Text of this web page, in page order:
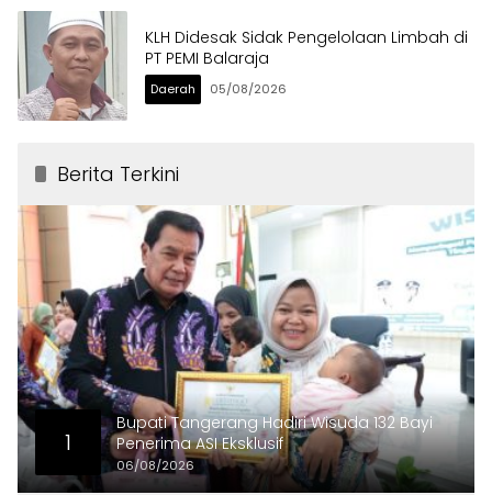
KLH Didesak Sidak Pengelolaan Limbah di
PT PEMI Balaraja
Daerah 05/08/2026
Berita Terkini
1
Bupati Tangerang Hadiri Wisuda 132 Bayi
Penerima ASI Eksklusif
06/08/2026